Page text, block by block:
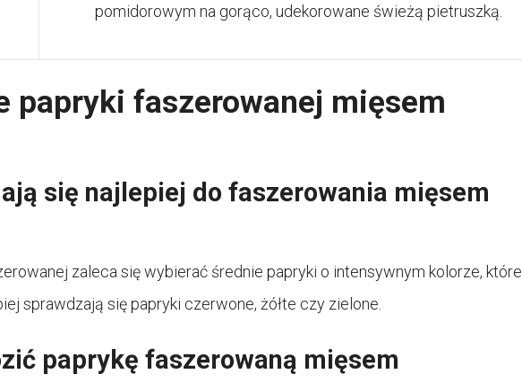
pomidorowym na gorąco, udekorowane świeżą pietruszką.
papryki faszerowanej mięsem
się najlepiej do faszerowania mięsem
zaleca się wybierać średnie papryki o intensywnym kolorze, które
sprawdzają się papryki czerwone, żółte czy zielone.
paprykę faszerowaną mięsem